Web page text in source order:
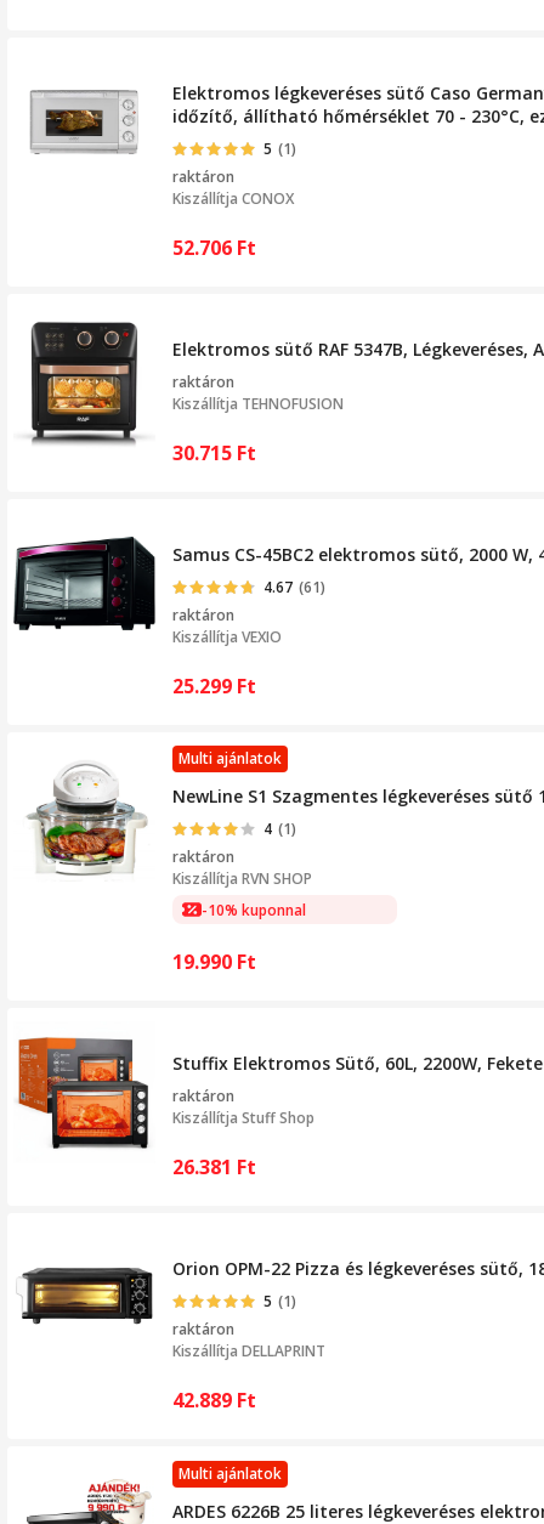
Elektromos légkeveréses sütő Caso
időzítő, állítható hőmérséklet 70 - 230°C,
5 (1)
raktáron
Kiszállítja CONOX
52.706 Ft
Elektromos sütő RAF 5347B,
raktáron
Kiszállítja TEHNOFUSION
30.715 Ft
Samus CS-45BC2 elektromos sütő, 2000
4.67 (61)
raktáron
Kiszállítja VEXIO
25.299 Ft
Multi ajánlatok
NewLine S1 Szagmentes légkeveréses sütő
4 (1)
raktáron
Kiszállítja RVN SHOP
-10% kuponnal
19.990 Ft
Stuffix Elektromos Sütő, 60L, 2200W, Fekete
raktáron
Kiszállítja Stuff Shop
26.381 Ft
Orion OPM-22 Pizza és légkeveréses sütő,
5 (1)
raktáron
Kiszállítja DELLAPRINT
42.889 Ft
Multi ajánlatok
ARDES 6226B 25 literes légkeveréses